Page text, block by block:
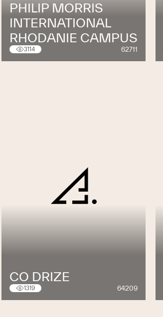
PHILIP MORRIS
INTERNATIONAL
RHODANIE CAMPUS
3114 62711
CO DRIZE
1319 64209